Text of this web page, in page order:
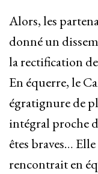
Alors, les
donné un
la rectification
En équerre, le
égratignure de
intégral proche
êtes braves…
rencontrait en